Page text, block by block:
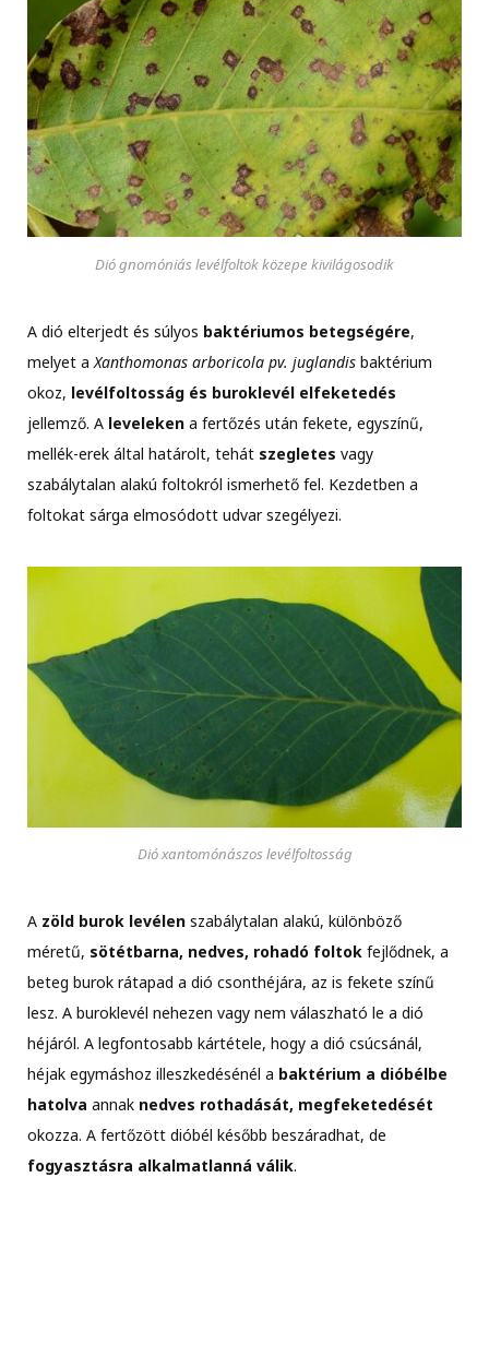
Dió gnomóniás levélfoltok közepe kivilágosodik
A dió elterjedt és súlyos baktériumos betegségére,
melyet a Xanthomonas arboricola pv. juglandis baktérium
okoz, levélfoltosság és buroklevél elfeketedés
jellemző. A leveleken a fertőzés után fekete, egyszínű,
mellék-erek által határolt, tehát szegletes vagy
szabálytalan alakú foltokról ismerhető fel. Kezdetben a
foltokat sárga elmosódott udvar szegélyezi.
Dió xantomónászos levélfoltosság
A zöld burok levélen szabálytalan alakú, különböző
méretű, sötétbarna, nedves, rohadó foltok fejlődnek, a
beteg burok rátapad a dió csonthéjára, az is fekete színű
lesz. A buroklevél nehezen vagy nem válaszható le a dió
héjáról. A legfontosabb kártétele, hogy a dió csúcsánál,
héjak egymáshoz illeszkedésénél a baktérium a dióbélbe
hatolva annak nedves rothadását, megfeketedését
okozza. A fertőzött dióbél később beszáradhat, de
fogyasztásra alkalmatlanná válik.